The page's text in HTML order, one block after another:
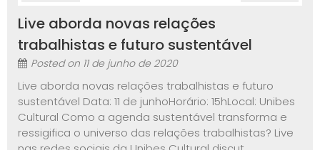
Live aborda novas relações
trabalhistas e futuro sustentável
Posted on 11 de junho de 2020
Live aborda novas relações trabalhistas e futuro
sustentável Data: 11 de junhoHorário: 15hLocal: Unibes
Cultural Como a agenda sustentável transforma e
ressigifica o universo das relações trabalhistas? Live